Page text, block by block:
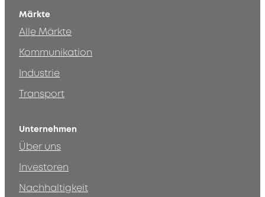
Märkte
Alle Märkte
Kommunikation
Industrie
Transport
Unternehmen
Über uns
Investoren
Nachhaltigkeit